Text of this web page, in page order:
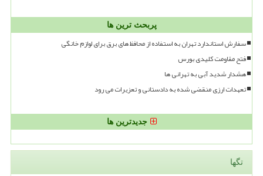
پربحث ترین ها
سفارش استاندارد تهران به استفاده از محافظ های برق برای لوازم خانگی
فتح مقاومت کلیدی بورس
هشدار شدید آبی به تهرانی ها
تعهدات ارزی منقضی شده به دادستانی و تعزیرات می رود
جدیدترین ها
تگها